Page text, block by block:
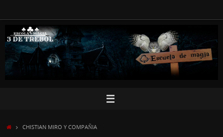
contenido
INICIOCHISTIAN MIRO Y COMPAÑIA